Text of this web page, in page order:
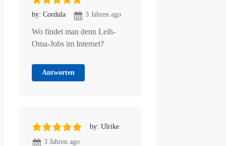
by: Cordula 3 Jahren ago
Wo findet man denn Leih-
Oma-Jobs im Internet?
Antworten
by: Ulrike
3 Jahren ago